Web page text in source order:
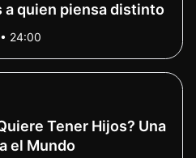
a quien piensa distinto
24:00
Tener Hijos? Una
el Mundo